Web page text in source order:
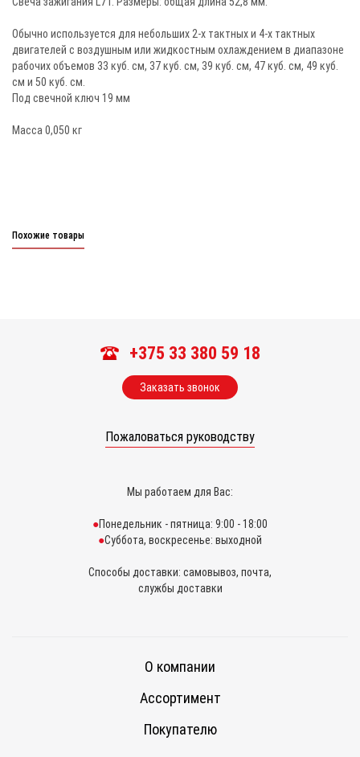
Обычно используется для небольших 2-х тактных и 4-х тактных
двигателей с воздушным или жидкостным охлаждением в диапазоне
рабочих объемов 33 куб. см, 37 куб. см, 39 куб. см, 47 куб. см, 49 куб.
см и 50 куб. см.
Под свечной ключ 19 мм
Масса 0,050 кг
Похожие товары
+375 33 380 59 18
Заказать звонок
Пожаловаться руководству
Мы работаем для Вас:
Понедельник - пятница: 9:00 - 18:00
Суббота, воскресенье: выходной
Способы доставки: самовывоз, почта,
службы доставки
О компании
Ассортимент
Покупателю